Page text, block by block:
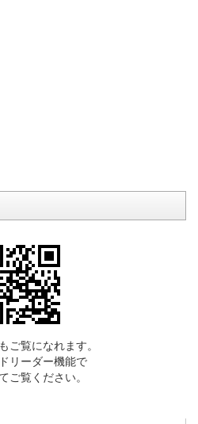
ご覧になれます。
リーダー機能で
ご覧ください。